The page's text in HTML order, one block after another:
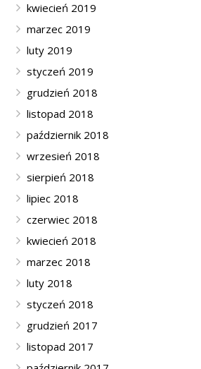
kwiecień 2019
marzec 2019
luty 2019
styczeń 2019
grudzień 2018
listopad 2018
październik 2018
wrzesień 2018
sierpień 2018
lipiec 2018
czerwiec 2018
kwiecień 2018
marzec 2018
luty 2018
styczeń 2018
grudzień 2017
listopad 2017